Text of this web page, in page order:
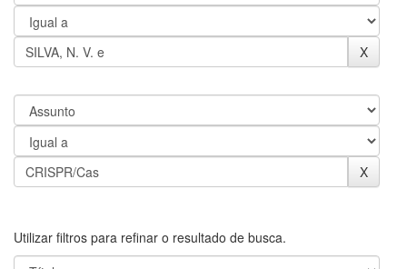
Utilizar filtros para refinar o resultado de busca.